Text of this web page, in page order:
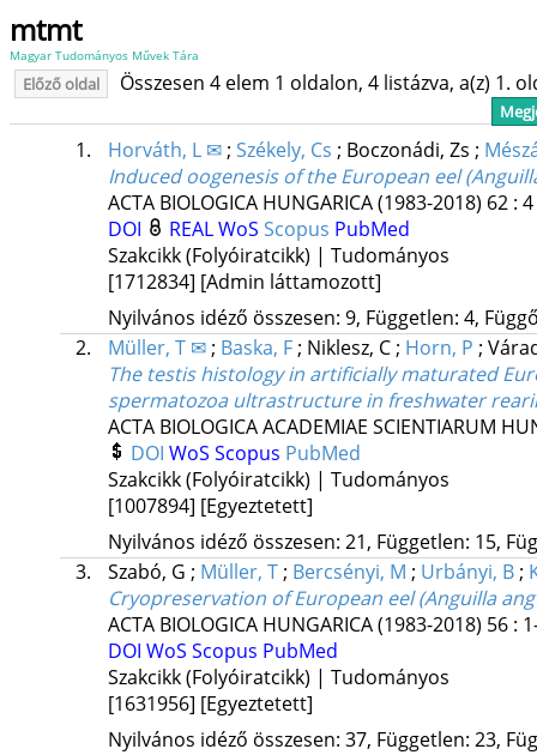
mtmt
Magyar Tudományos Művek Tára
Előző oldal Összesen 4 elem 1 oldalon, 4 listázva, a(z) 1.
1. Horváth, L ✉; Székely, Cs ; Boczonádi, Zs ;
Induced oogenesis of the European eel
ACTA BIOLOGICA HUNGARICA (1983-2018) 62: 4
DOI
REALWoS Scopus PubMed
Szakcikk (Folyóiratcikk) | Tudományos
[1712834] [Admin láttamozott]
Nyilvános idéző összesen: 9, Független: 4,
2.
Müller, T ✉; Baska, F; Niklesz, C; Horn, P ;
The testis histology in artificially maturated
spermatozoa ultrastructure in freshwater
ACTA BIOLOGICA ACADEMIAE SCIENTIARUM
DOI WoS Scopus PubMed
Szakcikk (Folyóiratcikk) | Tudományos
[1007894] [Egyeztetett]
Nyilvános idéző összesen: 21, Független: 15,
3.
Szabó, G ; Müller, T; Bercsényi, M ; Urbányi, B;
Cryopreservation of European eel (Anguilla
ACTA BIOLOGICA HUNGARICA (1983-2018) 56:
DOI WoS Scopus PubMed
Szakcikk (Folyóiratcikk) | Tudományos
[1631956] [Egyeztetett]
Nyilvános idéző összesen: 37, Független: 23,